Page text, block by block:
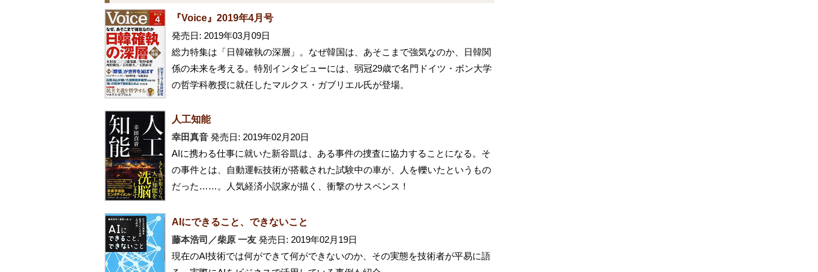
『Voice』2019年4月号
発売日: 2019年03月09日
総力特集は「日韓確執の深層」。なぜ韓国は、あそこまで強気なのか、日韓関
係の未来を考える。特別インタビューには、弱冠29歳で名門ドイツ・ボン大学
の哲学科教授に就任したマルクス・ガブリエル氏が登場。
人工知能
幸田真音 発売日: 2019年02月20日
AIに携わる仕事に就いた新谷凱は、ある事件の捜査に協力することになる。そ
の事件とは、自動運転技術が搭載された試験中の車が、人を轢いたというもの
だった……。人気経済小説家が描く、衝撃のサスペンス！
AIにできること、できないこと
藤本浩司／柴原 一友 発売日: 2019年02月19日
現在のAI技術では何ができて何ができないのか、その実態を技術者が平易に語